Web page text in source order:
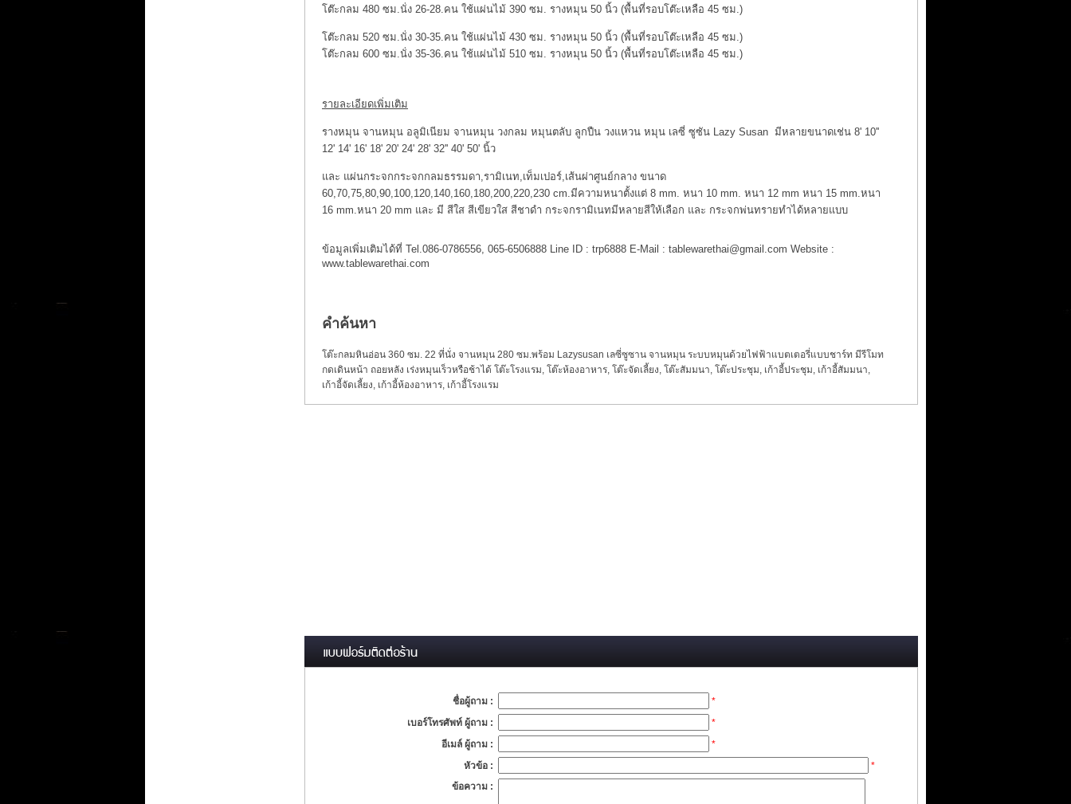
โต๊ะกลม 480 ซม.นั่ง 26-28.คน ใช้แผ่นไม้ 390 ซม. รางหมุน 50 นิ้ว (พื้นที่รอบโต๊ะเหลือ 45 ซม.)
โต๊ะกลม 520 ซม.นั่ง 30-35.คน ใช้แผ่นไม้ 430 ซม. รางหมุน 50 นิ้ว (พื้นที่รอบโต๊ะเหลือ 45 ซม.)
โต๊ะกลม 600 ซม.นั่ง 35-36.คน ใช้แผ่นไม้ 510 ซม. รางหมุน 50 นิ้ว (พื้นที่รอบโต๊ะเหลือ 45 ซม.)
รายละเอียดเพิ่มเติม
รางหมุน จานหมุน อลูมิเนียม จานหมุน วงกลม หมุนตลับ ลูกปืน วงแหวน หมุน เลซี่ ซูซัน Lazy Susan มีหลายขนาดเช่น 8' 10''
12' 14' 16' 18' 20' 24' 28' 32'' 40' 50' นิ้ว
และ แผ่นกระจกกระจกกลมธรรมดา,รามิเนท,เท็มเปอร์,เส้นผ่าศูนย์กลาง ขนาด
60,70,75,80,90,100,120,140,160,180,200,220,230 cm.มีความหนาตั้งแต่ 8 mm. หนา 10 mm. หนา 12 mm หนา 15 mm.หนา
16 mm.หนา 20 mm และ มี สีใส สีเขียวใส สีชาดำ กระจกรามิเนทมีหลายสีให้เลือก และ กระจกพ่นทรายทำได้หลายแบบ
ข้อมูลเพิ่มเติมได้ที่ Tel.086-0786556, 065-6506888 Line ID : trp6888 E-Mail : tablewarethai@gmail.com Website :
www.tablewarethai.com
คำค้นหา
โต๊ะกลมหินอ่อน 360 ซม. 22 ที่นั่ง จานหมุน 280 ซม.พร้อม Lazysusan เลซี่ซูซาน จานหมุน ระบบหมุนด้วยไฟฟ้าแบตเตอรี่แบบชาร์ท มีรีโมท
กดเดินหน้า ถอยหลัง เร่งหมุนเร็วหรือช้าได้ โต๊ะโรงแรม โต๊ะห้องอาหาร โต๊ะจัดเลี้ยง โต๊ะสัมมนา โต๊ะประชุม เก้าอี้ประชุม เก้าอี้สัมมนา
เก้าอี้จัดเลี้ยง เก้าอี้ห้องอาหาร เก้าอี้โรงแรม
ชื่อผู้ถาม :
*
เบอร์โทรศัพท์ ผู้ถาม :
*
อีเมล์ ผู้ถาม :
*
หัวข้อ :
*
ข้อความ :